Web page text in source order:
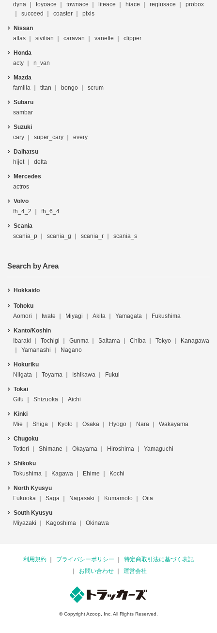
dyna
toyoace townace liteace hiace regiusace
probox
succeed
coaster pixis
Nissan
atlas
sivilian caravan vanette clipper
Honda
acty
n_van
Mazda
familia
titan bongo scrum
Subaru
sambar
Suzuki
cary
super_cary every
Daihatsu
hijet
delta
Mercedes
actros
Volvo
fh_4_2
fh_6_4
Scania
scania_p
scania_g scania_r scania_s
Search by Area
Hokkaido
Tohoku
Aomori
Iwate Miyagi Akita Yamagata Fukushima
Kanto/Koshin
Ibaraki
Tochigi Gunma Saitama Chiba Tokyo
Kanagawa
Yamanashi
Nagano
Hokuriku
Niigata
Toyama Ishikawa Fukui
Tokai
Gifu
Shizuoka Aichi
Kinki
Mie
Shiga Kyoto Osaka Hyogo Nara Wakayama
Chugoku
Tottori
Shimane Okayama Hiroshima Yamaguchi
Shikoku
Tokushima
Kagawa Ehime Kochi
North Kyusyu
Fukuoka
Saga Nagasaki Kumamoto Oita
South Kyusyu
Miyazaki
Kagoshima Okinawa
利用規約 プライバシーポリシー
特定商取引法に基づく表記
お問い合わせ
運営会社
© Copyright Azoop, Inc. All Rights Reserved.